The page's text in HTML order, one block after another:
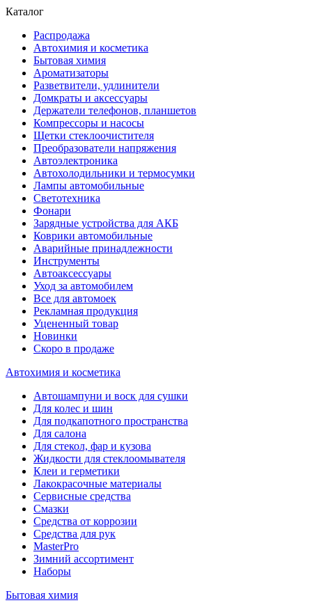
Каталог
Распродажа
Автохимия и косметика
Бытовая химия
Ароматизаторы
Разветвители, удлинители
Домкраты и аксессуары
Держатели телефонов, планшетов
Компрессоры и насосы
Щетки стеклоочистителя
Преобразователи напряжения
Автоэлектроника
Автохолодильники и термосумки
Лампы автомобильные
Светотехника
Фонари
Зарядные устройства для АКБ
Коврики автомобильные
Аварийные принадлежности
Инструменты
Автоаксессуары
Уход за автомобилем
Все для автомоек
Рекламная продукция
Уцененный товар
Новинки
Скоро в продаже
Автохимия и косметика
Автошампуни и воск для сушки
Для колес и шин
Для подкапотного пространства
Для салона
Для стекол, фар и кузова
Жидкости для стеклоомывателя
Клеи и герметики
Лакокрасочные материалы
Сервисные средства
Смазки
Средства от коррозии
Средства для рук
MasterPro
Зимний ассортимент
Наборы
Бытовая химия